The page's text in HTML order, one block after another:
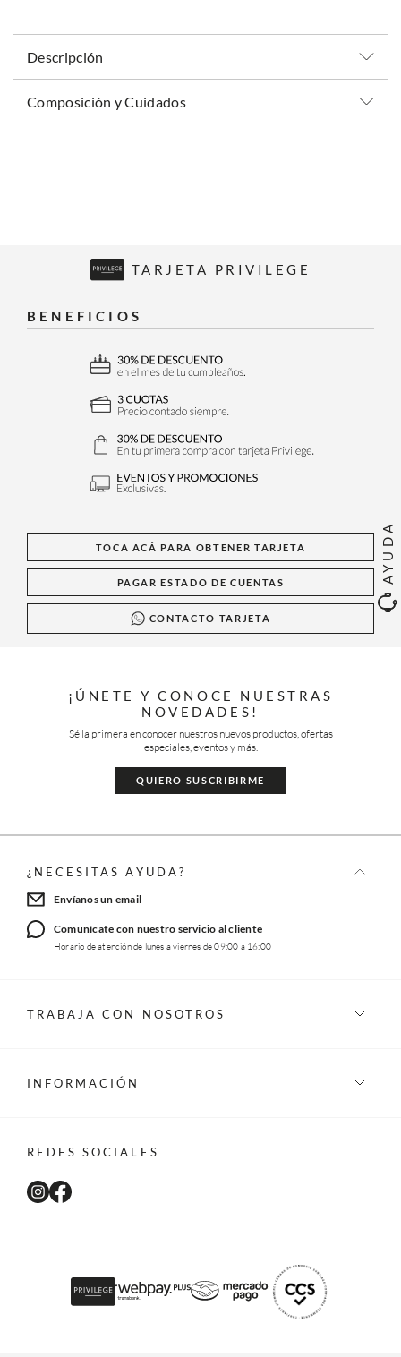
AYUDA
Descripción
Composición y Cuidados
TARJETA PRIVILEGE
BENEFICIOS
TOCA ACÁ PARA OBTENER TARJETA
PAGAR ESTADO DE CUENTAS
CONTACTO TARJETA
¡ÚNETE Y CONOCE NUESTRAS
NOVEDADES!
Sé la primera en conocer nuestros nuevos productos, ofertas
especiales, eventos y más.
QUIERO SUSCRIBIRME
¿NECESITAS AYUDA?
Envíanos un email
Comunícate con nuestro servicio al cliente
Horario de atención de lunes a viernes de 09:00 a 16:00
TRABAJA CON NOSOTROS
INFORMACIÓN
REDES SOCIALES